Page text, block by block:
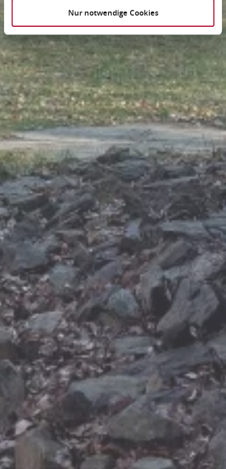
Nur notwendige Cookies